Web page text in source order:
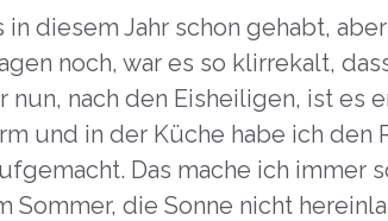
diesem Jahr schon gehabt,
noch, war es so klirrekalt,
nach den Eisheiligen, ist es
und in der Küche habe ich den
Das mache ich immer
die Sonne nicht